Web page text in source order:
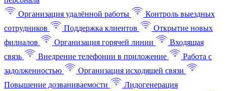
Организация удалённой работы
Контроль выездных
сотрудников
Поддержка клиентов
Открытие новых
филиалов
Организация горячей линии
Входящая
связь
Внедрение телефонии в приложение
Работа с
задолженностью
Организация исходящей связи
Повышение дозваниваемости
Лидогенерация